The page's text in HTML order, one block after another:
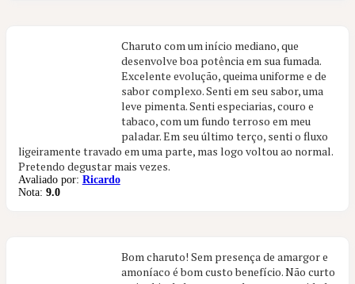
Charuto com um início mediano, que
desenvolve boa potência em sua fumada.
Excelente evolução, queima uniforme e de
sabor complexo. Senti em seu sabor, uma
leve pimenta. Senti especiarias, couro e
tabaco, com um fundo terroso em meu
paladar. Em seu último terço, senti o fluxo
ligeiramente travado em uma parte, mas logo voltou ao normal.
Pretendo degustar mais vezes.
Avaliado por: Ricardo
Nota: 9.0
Bom charuto! Sem presença de amargor e
amoníaco é bom custo benefício. Não curto